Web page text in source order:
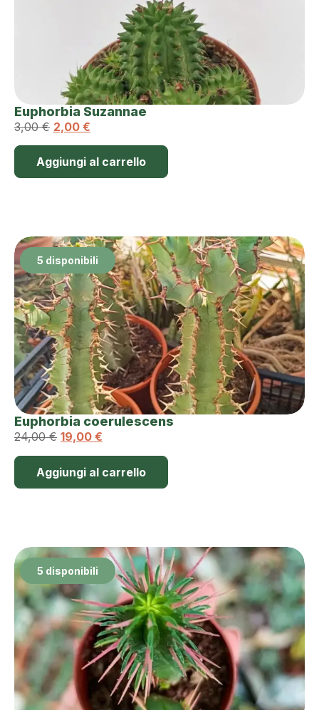
Euphorbia Suzannae
3,00€ 2,00 €
Aggiungi al carrello
5 disponibili
Euphorbia coerulescens
24,00€ 19,00 €
Aggiungi al carrello
5 disponibili